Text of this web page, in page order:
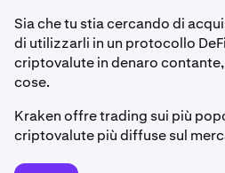
Sia che tu stia cercando di
di utilizzarli in un protocollo
criptovalute in denaro
cose.
Kraken offre trading sui più
criptovalute più diffuse sul